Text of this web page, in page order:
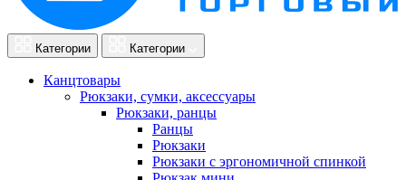
Категории Категории
Канцтовары
Рюкзаки, сумки, аксессуары
Рюкзаки, ранцы
Ранцы
Рюкзаки
Рюкзаки с эргономичной спинкой